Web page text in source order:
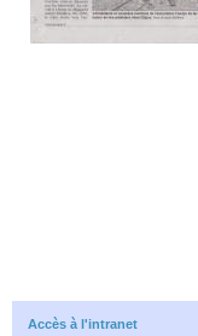
Accès à l'intranet